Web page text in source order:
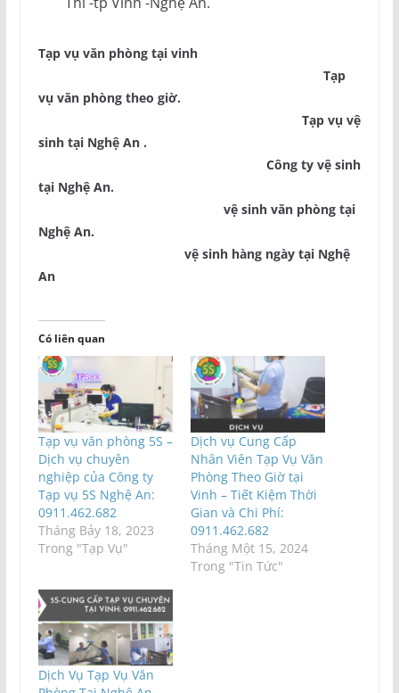
Tạp vụ văn phòng tại vinh
Tạp
vụ văn phòng theo giờ.
Tạp vụ vệ
sinh tại Nghệ An .
Công ty vệ sinh
tại Nghệ An.
vệ sinh văn phòng tại
Nghệ An.
vệ sinh hàng ngày tại Nghệ
An
Có liên quan
Tạp vụ văn phòng 5S –
Dịch vụ chuyên
nghiệp của Công ty
Tạp vụ 5S Nghệ An:
0911.462.682
Tháng Bảy 18, 2023
Trong "Tạp Vụ"
Dịch vụ Cung Cấp
Nhân Viên Tạp Vụ Văn
Phòng Theo Giờ tại
Vinh – Tiết Kiệm Thời
Gian và Chi Phí:
0911.462.682
Tháng Một 15, 2024
Trong "Tin Tức"
Dịch Vụ Tạp Vụ Văn